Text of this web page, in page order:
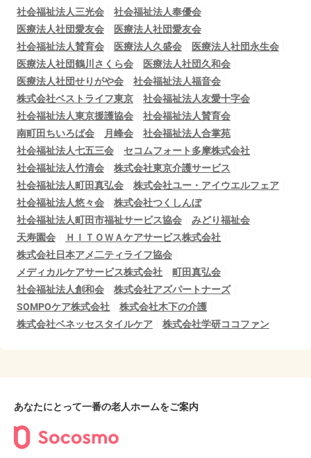
社会福祉法人三光会
社会福祉法人奉優会
医療法人社団愛友会
医療法人社団愛友会
社会福祉法人賛育会
医療法人久盛会
医療法人社団永生会
医療法人社団鶴川さくら会
医療法人社団久和会
医療法人社団せりがや会
社会福祉法人福音会
株式会社ベストライフ東京
社会福祉法人友愛十字会
社会福祉法人東京援護協会
社会福祉法人賛育会
南町田ちいろば会
月峰会
社会福祉法人合掌苑
社会福祉法人七五三会
セコムフォート多摩株式会社
社会福祉法人竹清会
株式会社東京介護サービス
社会福祉法人町田真弘会
株式会社ユー・アイウエルフェア
社会福祉法人悠々会
株式会社つくしんぼ
社会福祉法人町田市福祉サービス協会
みどり福祉会
天寿園会
ＨＩＴＯＷＡケアサービス株式会社
株式会社日本アメ二ティライフ協会
メディカルケアサービス株式会社
町田真弘会
社会福祉法人創和会
株式会社アズパートナーズ
SOMPOケア株式会社
株式会社木下の介護
株式会社ベネッセスタイルケア
株式会社学研ココファン
あなたにとって一番の老人ホームをご案内